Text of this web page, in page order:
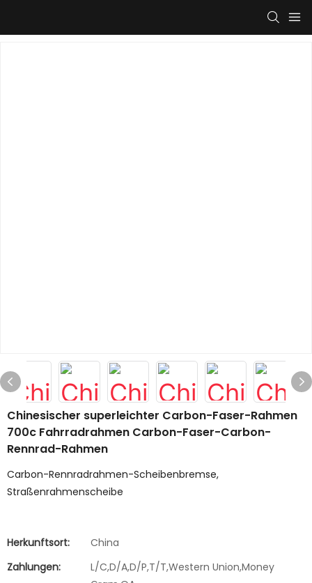
Chinesischer superleichter Carbon-Faser-Rahmen
700c Fahrradrahmen Carbon-Faser-Carbon-
Rennrad-Rahmen
Carbon-Rennradrahmen-Scheibenbremse,
Straßenrahmenscheibe
Herkunftsort:
China
Zahlungen:
L/C,D/A,D/P,T/T,Western Union,Money